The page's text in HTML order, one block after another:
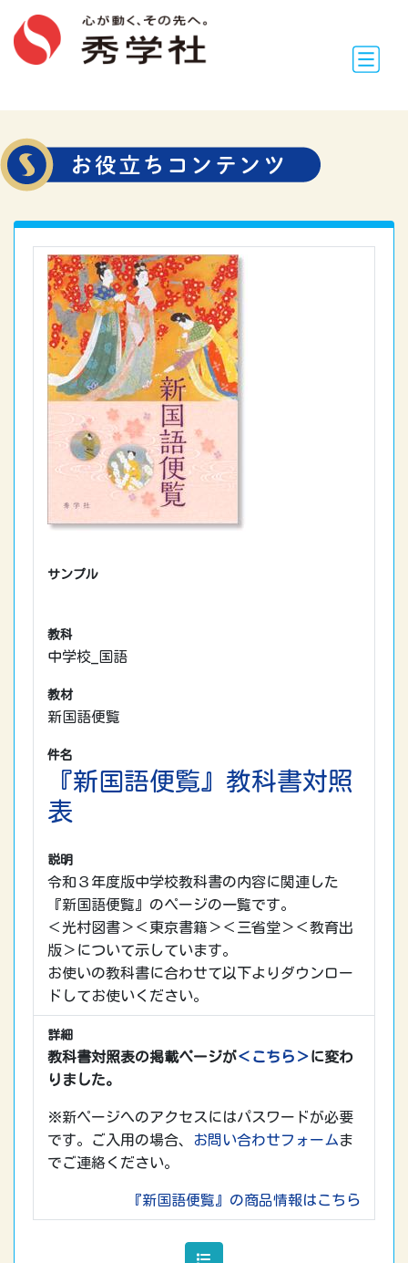
サンプル
教科
中学校_国語
教材
新国語便覧
件名
『新国語便覧』教科書対照
表
説明
令和３年度版中学校教科書の内容に関連した
『新国語便覧』のページの一覧です。
＜光村図書＞＜東京書籍＞＜三省堂＞＜教育出
版＞について示しています。
お使いの教科書に合わせて以下よりダウンロー
ドしてお使いください。
詳細
教科書対照表の掲載ページが＜こちら＞に変わ
りました。
※新ページへのアクセスにはパスワードが必要
です。ご入用の場合、
お問い合わせフォームま
でご連絡ください。
『新国語便覧』の商品情報はこちら